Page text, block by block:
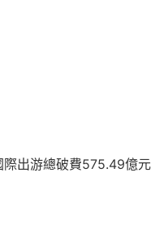
際出游總破費575.49億